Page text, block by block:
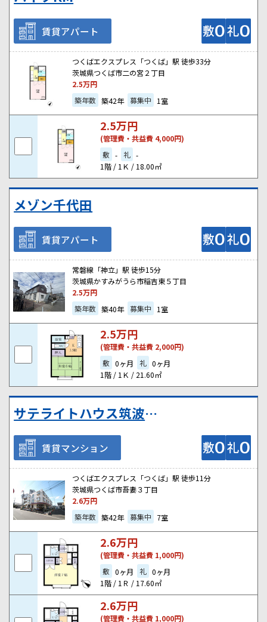
賃貸アパート
つくばエクスプレス「つくば」駅 徒歩33分
茨城県つくば市二の宮２丁目
2.5万円
築年数 築42年 募集中 1室
2.5万円
(管理費・共益費 4,000円)
敷 - 礼 -
1階 / 1Ｋ / 18.00㎡
メゾン千代田
賃貸アパート
常磐線「神立」駅 徒歩15分
茨城県かすみがうら市稲吉東５丁目
2.5万円
築年数 築40年 募集中 1室
2.5万円
(管理費・共益費 2,000円)
敷 0ヶ月 礼 0ヶ月
1階 / 1Ｋ / 21.60㎡
サテライトハウス筑波学園
賃貸マンション
つくばエクスプレス「つくば」駅 徒歩11分
茨城県つくば市吾妻３丁目
2.6万円
築年数 築42年 募集中 7室
2.6万円
(管理費・共益費 1,000円)
敷 0ヶ月 礼 0ヶ月
1階 / 1Ｒ / 17.60㎡
2.6万円
(管理費・共益費 1,000円)